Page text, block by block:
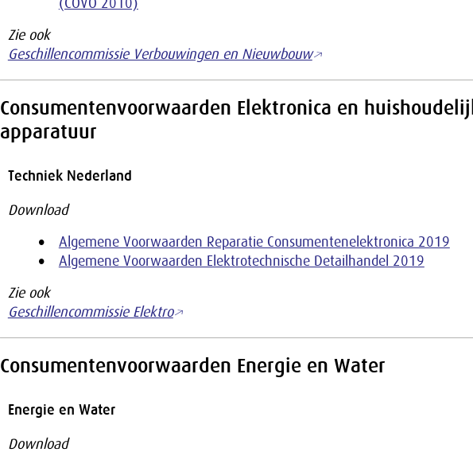
(COVO 2010)
Zie ook
Geschillencommissie Verbouwingen en Nieuwbouw
Consumentenvoorwaarden Elektronica en
apparatuur
Techniek Nederland
Download
Algemene Voorwaarden Reparatie Consumentenelektronica 2019
Algemene Voorwaarden Elektrotechnische Detailhandel 2019
Zie ook
Geschillencommissie Elektro
Consumentenvoorwaarden Energie en Water
Energie en Water
Download